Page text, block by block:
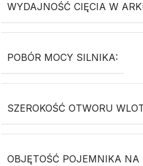
WYDAJNOŚĆ CIĘCIA W
POBÓR MOCY SILNIKA:
SZEROKOŚĆ OTWORU
OBJĘTOŚĆ POJEMNIKA NA